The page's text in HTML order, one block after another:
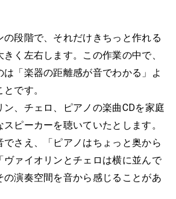
の段階で、それだけきちっと作れる
く左右します。この作業の中で、
「楽器の距離感が音でわかる」よ
です。
、チェロ、ピアノの楽曲CDを家庭
ピーカーを聴いていたとします。
でさえ、「ピアノはちょっと奥から
ヴァイオリンとチェロは横に並んで
の演奏空間を音から感じることがあ